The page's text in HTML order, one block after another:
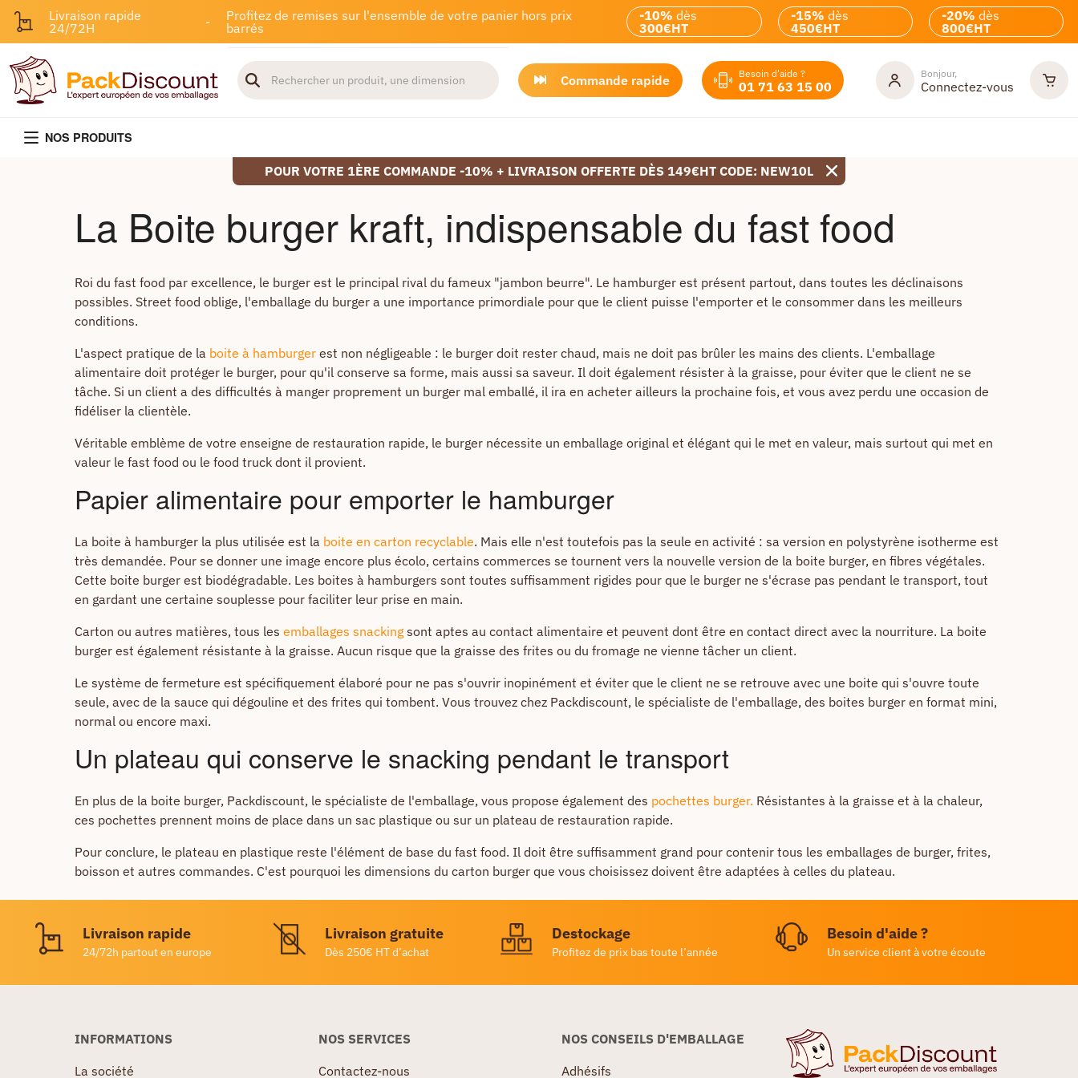
Livraison rapide
24/72H
-
Profitez de remises sur l'ensemble de votre panier hors prix
barrés
-10% dès
300€HT
-15% dès
450€HT
-20% dès
800€HT
Commande rapide Besoin d'aide ?
01 71 63 15 00
Bonjour,
Connectez-vous
NOS PRODUITS
POUR VOTRE 1ÈRE COMMANDE -10% + LIVRAISON OFFERTE DÈS 149€HT CODE: NEW10L
La Boite burger kraft, indispensable du fast food
Roi du fast food par excellence, le burger est le principal rival du fameux "jambon beurre". Le hamburger est présent partout, dans toutes les déclinaisons
possibles. Street food oblige, l'emballage du burger a une importance primordiale pour que le client puisse l'emporter et le consommer dans les meilleurs
conditions.
L'aspect pratique de la boite à hamburger est non négligeable : le burger doit rester chaud, mais ne doit pas brûler les mains des clients. L'emballage
alimentaire doit protéger le burger, pour qu'il conserve sa forme, mais aussi sa saveur. Il doit également résister à la graisse, pour éviter que le client ne se
tâche. Si un client a des difficultés à manger proprement un burger mal emballé, il ira en acheter ailleurs la prochaine fois, et vous avez perdu une occasion de
fidéliser la clientèle.
Véritable emblème de votre enseigne de restauration rapide, le burger nécessite un emballage original et élégant qui le met en valeur, mais surtout qui met en
valeur le fast food ou le food truck dont il provient.
Papier alimentaire pour emporter le hamburger
La boite à hamburger la plus utilisée est la boite en carton recyclable. Mais elle n'est toutefois pas la seule en activité : sa version en polystyrène isotherme est
très demandée. Pour se donner une image encore plus écolo, certains commerces se tournent vers la nouvelle version de la boite burger, en fibres végétales.
Cette boite burger est biodégradable. Les boites à hamburgers sont toutes suffisamment rigides pour que le burger ne s'écrase pas pendant le transport, tout
en gardant une certaine souplesse pour faciliter leur prise en main.
Carton ou autres matières, tous les emballages snacking sont aptes au contact alimentaire et peuvent dont être en contact direct avec la nourriture. La boite
burger est également résistante à la graisse. Aucun risque que la graisse des frites ou du fromage ne vienne tâcher un client.
Le système de fermeture est spécifiquement élaboré pour ne pas s'ouvrir inopinément et éviter que le client ne se retrouve avec une boite qui s'ouvre toute
seule, avec de la sauce qui dégouline et des frites qui tombent. Vous trouvez chez Packdiscount, le spécialiste de l'emballage, des boites burger en format mini,
normal ou encore maxi.
Un plateau qui conserve le snacking pendant le transport
En plus de la boite burger, Packdiscount, le spécialiste de l'emballage, vous propose également des pochettes burger. Résistantes à la graisse et à la chaleur,
ces pochettes prennent moins de place dans un sac plastique ou sur un plateau de restauration rapide.
Pour conclure, le plateau en plastique reste l'élément de base du fast food. Il doit être suffisamment grand pour contenir tous les emballages de burger, frites,
boisson et autres commandes. C'est pourquoi les dimensions du carton burger que vous choisissez doivent être adaptées à celles du plateau.
Livraison rapide
24/72h partout en europe
Livraison gratuite
Dès 250€ HT d’achat
Destockage
Profitez de prix bas toute l’année
Besoin d'aide ?
Un service client à votre écoute
INFORMATIONS
La société
NOS SERVICES
Contactez-nous
NOS CONSEILS D'EMBALLAGE
Adhésifs